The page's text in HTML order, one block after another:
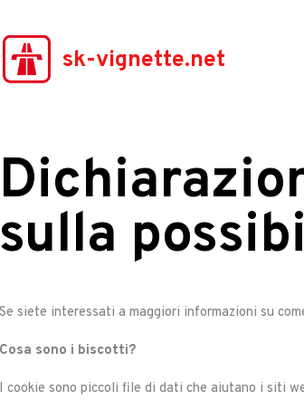
sk-vignette.net
sulla
Se siete interessati a maggiori informazioni su
Cosa sono i biscotti?
I cookie sono piccoli file di dati che aiutano i siti